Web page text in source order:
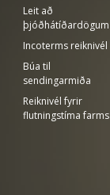
Leit að
þjóðhátíðardögum
Incoterms reiknivél
Búa til
sendingarmiða
Reiknivél fyrir
flutningstíma farms